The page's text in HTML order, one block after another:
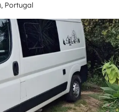
Portugal